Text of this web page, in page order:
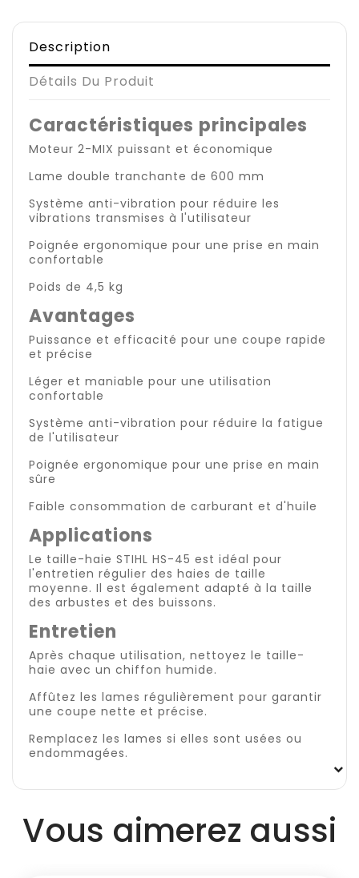
Description
Détails Du Produit
Caractéristiques principales
Moteur 2-MIX puissant et économique
Lame double tranchante de 600 mm
Système anti-vibration pour réduire les
vibrations transmises à l'utilisateur
Poignée ergonomique pour une prise en main
confortable
Poids de 4,5 kg
Avantages
Puissance et efficacité pour une coupe rapide
et précise
Léger et maniable pour une utilisation
confortable
Système anti-vibration pour réduire la fatigue
de l'utilisateur
Poignée ergonomique pour une prise en main
sûre
Faible consommation de carburant et d'huile
Applications
Le taille-haie STIHL HS-45 est idéal pour
l'entretien régulier des haies de taille
moyenne. Il est également adapté à la taille
des arbustes et des buissons.
Entretien
Après chaque utilisation, nettoyez le taille-
haie avec un chiffon humide.
Affûtez les lames régulièrement pour garantir
une coupe nette et précise.
Remplacez les lames si elles sont usées ou
endommagées.
Vous aimerez aussi